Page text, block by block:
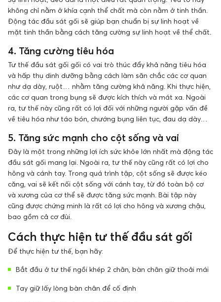
không chỉ nằm ở khía cạnh thể chất mà còn nằm ở tinh thần.
Động tác đầu sát gối sẽ giúp bạn chuẩn bị sự linh hoạt về
mặt tinh thần bằng cách tăng cường sự linh hoạt về thể chất.
4. Tăng cường tiêu hóa
Tư thế đầu sát gối gối có vai trò thúc đẩy khả năng tiêu hóa
và hấp thụ dinh dưỡng bằng cách làm săn chắc các cơ quan
như dạ dày, ruột… nhằm tăng cường khả năng. Khi thực hiện,
các cơ quan trong bụng sẽ được kích thích và mát xa. Ngoài
ra, tư thế này cũng rất có lợi đối với những người gặp vấn đề
về tiêu hóa như táo bón, chướng bụng liên tục, đau dạ dày…
5. Tăng sức mạnh cho cột sống và vai
Đây là một trong những lợi ích sức khỏe lớn nhất mà động tác
đầu sát gối mang lại. Ngoài ra, tư thế này cũng rất có lợi cho
hông và cánh tay. Trong quá trình tập, cột sống sẽ được kéo
căng, vai sẽ kết nối cột sống với cánh tay, từ đó toàn bộ cơ
và xương của cơ thể sẽ được tăng sức mạnh. Bài tập này
cũng được chứng minh là rất có lợi cho hông và xương chậu,
bao gồm cả cơ đùi.
Cách thực hiện tư thế đầu sát gối
Để thực hiện tư thế, bạn hãy:
Bắt đầu ở tư thế ngồi khép 2 chân, bàn chân giữ thoải mái
Tay giữ lấy lòng bàn chân để cố định